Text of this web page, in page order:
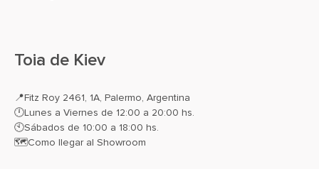
Toia de Kiev
📍Fitz Roy 2461, 1A, Palermo, Argentina
🕛Lunes a Viernes de 12:00 a 20:00 hs.
🕙Sábados de 10:00 a 18:00 hs.
🗺️Como llegar al Showroom